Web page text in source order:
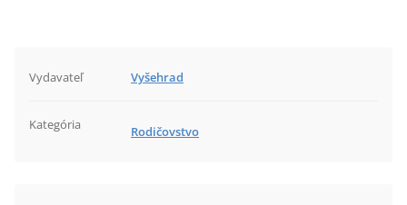
Vydavateľ Vyšehrad
Kategória Rodičovstvo